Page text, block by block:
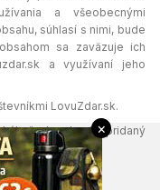
a všeobecnými
súhlasí s nimi, bude
sa zaväzuje ich
a využívaní jeho
LovuZdar.sk.
obsah pridaný
×